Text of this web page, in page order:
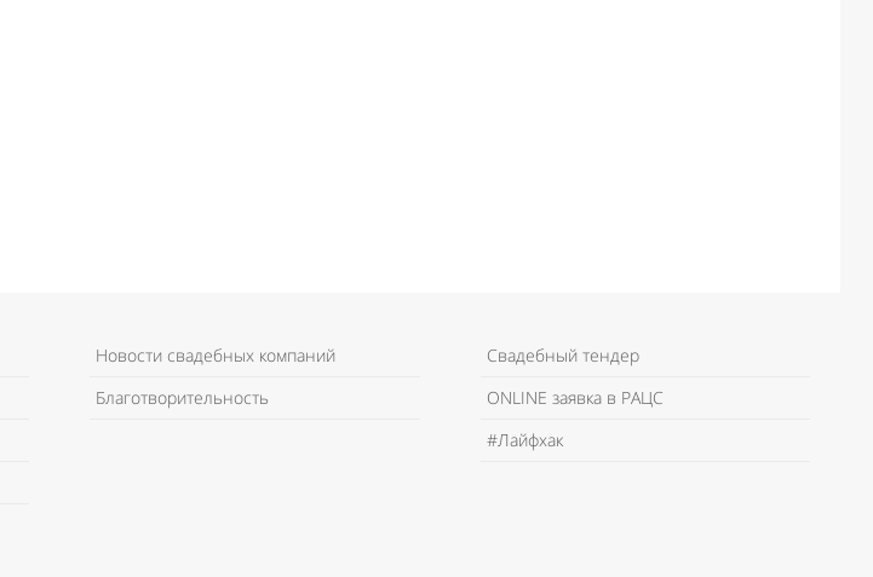
Новости свадебных компаний
Благотворительность
Свадебный тендер
ONLINE заявка в РАЦС
#Лайфхак